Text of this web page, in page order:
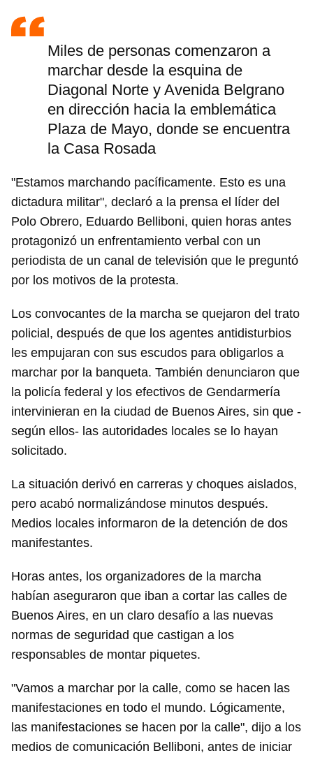
Miles de personas comenzaron a
marchar desde la esquina de
Diagonal Norte y Avenida Belgrano
en dirección hacia la emblemática
Plaza de Mayo, donde se encuentra
la Casa Rosada
"Estamos marchando pacíficamente. Esto es una
dictadura militar", declaró a la prensa el líder del
Polo Obrero, Eduardo Belliboni, quien horas antes
protagonizó un enfrentamiento verbal con un
periodista de un canal de televisión que le preguntó
por los motivos de la protesta.
Los convocantes de la marcha se quejaron del trato
policial, después de que los agentes antidisturbios
les empujaran con sus escudos para obligarlos a
marchar por la banqueta. También denunciaron que
la policía federal y los efectivos de Gendarmería
intervinieran en la ciudad de Buenos Aires, sin que -
según ellos- las autoridades locales se lo hayan
solicitado.
La situación derivó en carreras y choques aislados,
pero acabó normalizándose minutos después.
Medios locales informaron de la detención de dos
manifestantes.
Horas antes, los organizadores de la marcha
habían aseguraron que iban a cortar las calles de
Buenos Aires, en un claro desafío a las nuevas
normas de seguridad que castigan a los
responsables de montar piquetes.
"Vamos a marchar por la calle, como se hacen las
manifestaciones en todo el mundo. Lógicamente,
las manifestaciones se hacen por la calle", dijo a los
medios de comunicación Belliboni, antes de iniciar